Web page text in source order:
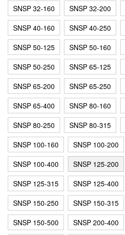
SNSP 32-160
SNSP 32-200
SNSP 40-160
SNSP 40-250
SNSP 50-125
SNSP 50-160
SNSP 50-250
SNSP 65-125
SNSP 65-200
SNSP 65-250
SNSP 65-400
SNSP 80-160
SNSP 80-250
SNSP 80-315
SNSP 100-160
SNSP 100-200
SNSP 100-400
SNSP 125-200
SNSP 125-315
SNSP 125-400
SNSP 150-250
SNSP 150-315
SNSP 150-500
SNSP 200-400